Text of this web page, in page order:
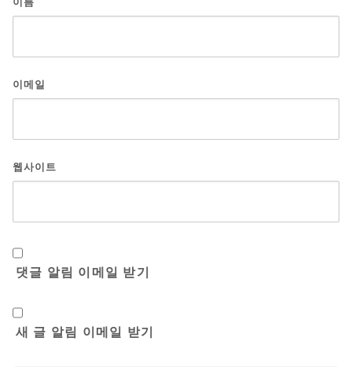
이메일
웹사이트
댓글 알림 이메일 받기
새 글 알림 이메일 받기